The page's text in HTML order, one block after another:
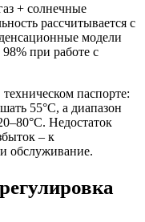
+ солнечные
рассчитывается с
модели
при работе с
паспорте:
55°C, а диапазон
Недостаток
– к
обслуживание.